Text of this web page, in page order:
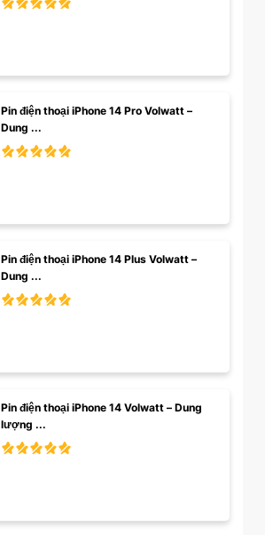
Pin điện thoại iPhone 14 Pro Volwatt –
Dung ...
Pin điện thoại iPhone 14 Plus Volwatt –
Dung ...
Pin điện thoại iPhone 14 Volwatt – Dung
lượng ...